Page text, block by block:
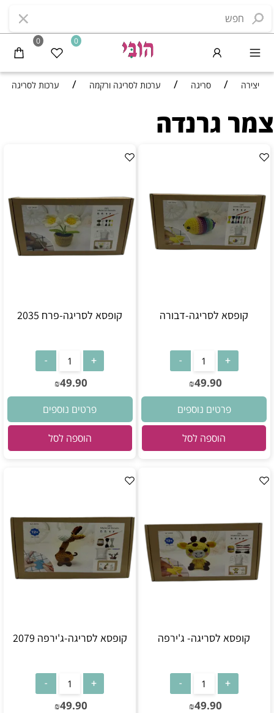
0 0
יצירה / סריגה / ערכות לסריגה ורקמה / ערכות לסריגה
צמר גרנדה
קופסא לסריגה-דבורה
₪49.90
פרטים נוספים
הוספה לסל
קופסא לסריגה-פרח 2035
₪49.90
פרטים נוספים
הוספה לסל
קופסא לסריגה- ג'ירפה
₪49.90
קופסא לסריגה-ג'ירפה 2079
₪49.90